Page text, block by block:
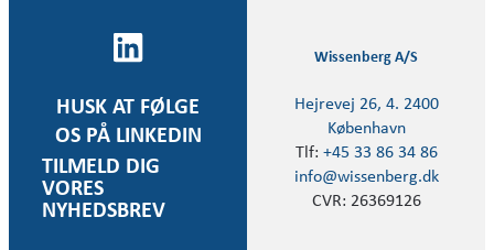
HUSK AT FØLGE
OS PÅ LINKEDIN
TILMELD DIG
VORES
NYHEDSBREV
Wissenberg A/S
Hejrevej 26, 4. 2400
København
Tlf: +45 33 86 34 86
info@wissenberg.dk
CVR: 26369126